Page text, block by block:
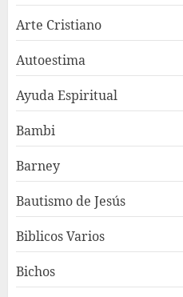
Arte Cristiano
Autoestima
Ayuda Espiritual
Bambi
Barney
Bautismo de Jesús
Biblicos Varios
Bichos